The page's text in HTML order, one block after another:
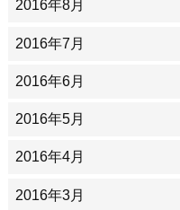
2016年8月
2016年7月
2016年6月
2016年5月
2016年4月
2016年3月